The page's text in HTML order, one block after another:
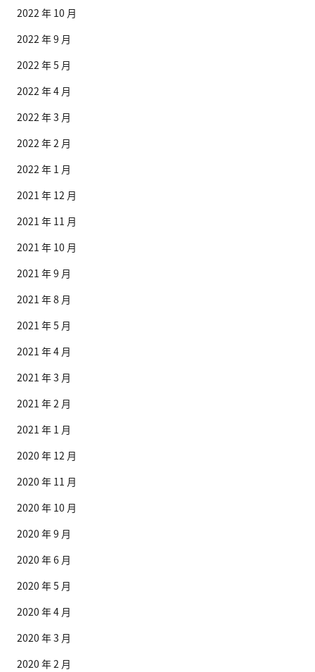
2022 年 10 月
2022 年 9 月
2022 年 5 月
2022 年 4 月
2022 年 3 月
2022 年 2 月
2022 年 1 月
2021 年 12 月
2021 年 11 月
2021 年 10 月
2021 年 9 月
2021 年 8 月
2021 年 5 月
2021 年 4 月
2021 年 3 月
2021 年 2 月
2021 年 1 月
2020 年 12 月
2020 年 11 月
2020 年 10 月
2020 年 9 月
2020 年 6 月
2020 年 5 月
2020 年 4 月
2020 年 3 月
2020 年 2 月